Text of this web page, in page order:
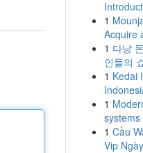
1
Acquire
1 다낭
인들의
1 Kedai
1
1 Cầu
Vip